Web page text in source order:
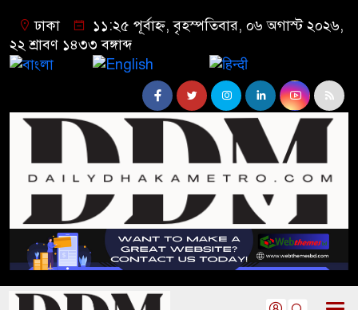
ঢাকা
১১:২৫ পূর্বাহ্ন, বৃহস্পতিবার, ০৬ অগাস্ট ২০২৬,
২২ শ্রাবণ ১৪৩৩ বঙ্গাব্দ